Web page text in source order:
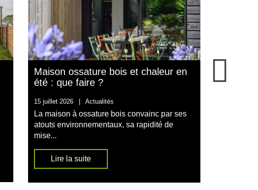
Maison ossature bois et chaleur en
été : que faire ?
15 juillet 2026 Actualités
La maison à ossature bois convainc par ses
atouts environnementaux, sa rapidité de
mise...
Lire la suite